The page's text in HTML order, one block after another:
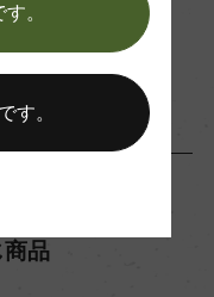
月20日
Sake 日本 …
商品
。
す。